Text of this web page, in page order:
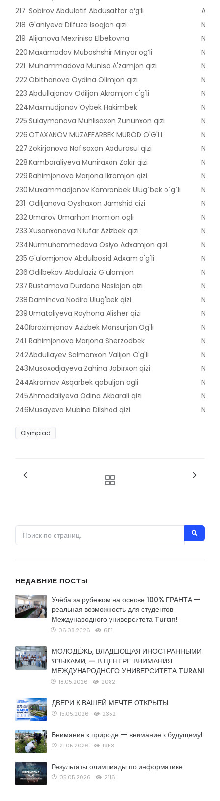
217 Sobirov Abdulatif Abdusattor oʻgʻli
218 G'aniyeva Dilfuza Isoqjon qizi
219 Alijanova Mexriniso Elbekovna
220 Maxamadov Muboshshir Minyor og’li
221 Muhammadova Munisa A'zamjon qizi
222 Obithanova Oydina Olimjon qizi
223 Abdullajonov Odiljon Akramjon o'g'li
224Maxmudjonov Oybek Hakimbek
225 Sulaymonova Muhlisaxon Zununxon qizi
226 OTAXANOV MUZAFFARBEK MUROD O'G'LI
227 Zokirjonova Nafisaxon Abdurasul qizi
228 Kambaraliyeva Muniraxon Zokir qizi
229 Rahimjonova Marjona Ikromjon qizi
230 Muxammadjonov Kamronbek Ulug`bek o`g`li
231 Odiljanova Oyshaxon Jamshid qizi
232 Umarov Umarhon Inomjon ogli
233 Xusanxonova Nilufar Azizbek qizi
234Nurmuhammedova Osiyo Adxamjon qizi
235 G'ulomjonov Abdulbosid Adxam o'g'li
236 Odilbekov Abdulaziz G’ulomjon
237 Rustamova Durdona Nasibjon qizi
238 Daminova Nodira Ulug'bek qizi
239 Umataliyeva Rayhona Alisher qizi
240Ibroximjonov Azizbek Mansurjon Og'li
241 Rahimjonova Marjona Sherzodbek
242Abdullayev Salmonxon Valijon O'g'li
243Musoxodjayeva Zahina Jobirxon qizi
244Akramov Asqarbek qobuljon ogli
245Ahmadaliyeva Odina Akbarali qizi
246Musayeva Mubina Dilshod qizi
Olympiad
НЕДАВНИЕ ПОСТЫ
Учёба за рубежом на основе 100% ГРАНТА —
реальная возможность для студентов
Международного университета Turan!
06.08.2026 651
МОЛОДЁЖЬ, ВЛАДЕЮЩАЯ ИНОСТРАННЫМИ
ЯЗЫКАМИ, — В ЦЕНТРЕ ВНИМАНИЯ
МЕЖДУНАРОДНОГО УНИВЕРСИТЕТА TURAN!
18.05.2026 2082
ДВЕРИ К ВАШЕЙ МЕЧТЕ ОТКРЫТЫ
15.05.2026 2352
Внимание к природе — внимание к будущему!
21.05.2026 1953
Результаты олимпиады по информатике
05.05.2026 2116